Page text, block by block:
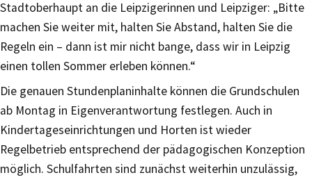
Stadtoberhaupt an die Leipzigerinnen und Leipziger: „Bitte
machen Sie weiter mit, halten Sie Abstand, halten Sie die
Regeln ein – dann ist mir nicht bange, dass wir in Leipzig
einen tollen Sommer erleben können.“
Die genauen Stundenplaninhalte können die Grundschulen
ab Montag in Eigenverantwortung festlegen. Auch in
Kindertageseinrichtungen und Horten ist wieder
Regelbetrieb entsprechend der pädagogischen Konzeption
möglich. Schulfahrten sind zunächst weiterhin unzulässig,